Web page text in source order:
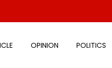
OPINION POLITICS